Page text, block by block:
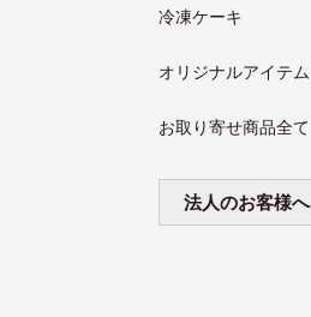
冷凍ケーキ
オリジナルアイテム
お取り寄せ商品全て
法人のお客様へ